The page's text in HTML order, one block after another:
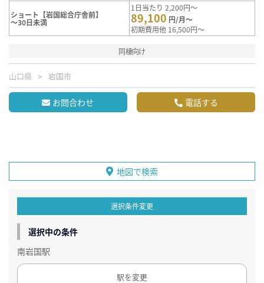
ショート【岩国総合庁舎前】
～30日未満
1日当たり 2,200円～
89,100 円/月～
初期費用他 16,500円～
同棲向け
山口県 岩国市
お問合わせ 電話する
地図で検索
選択条件変更
選択中の条件
南岩国駅
駅を変更